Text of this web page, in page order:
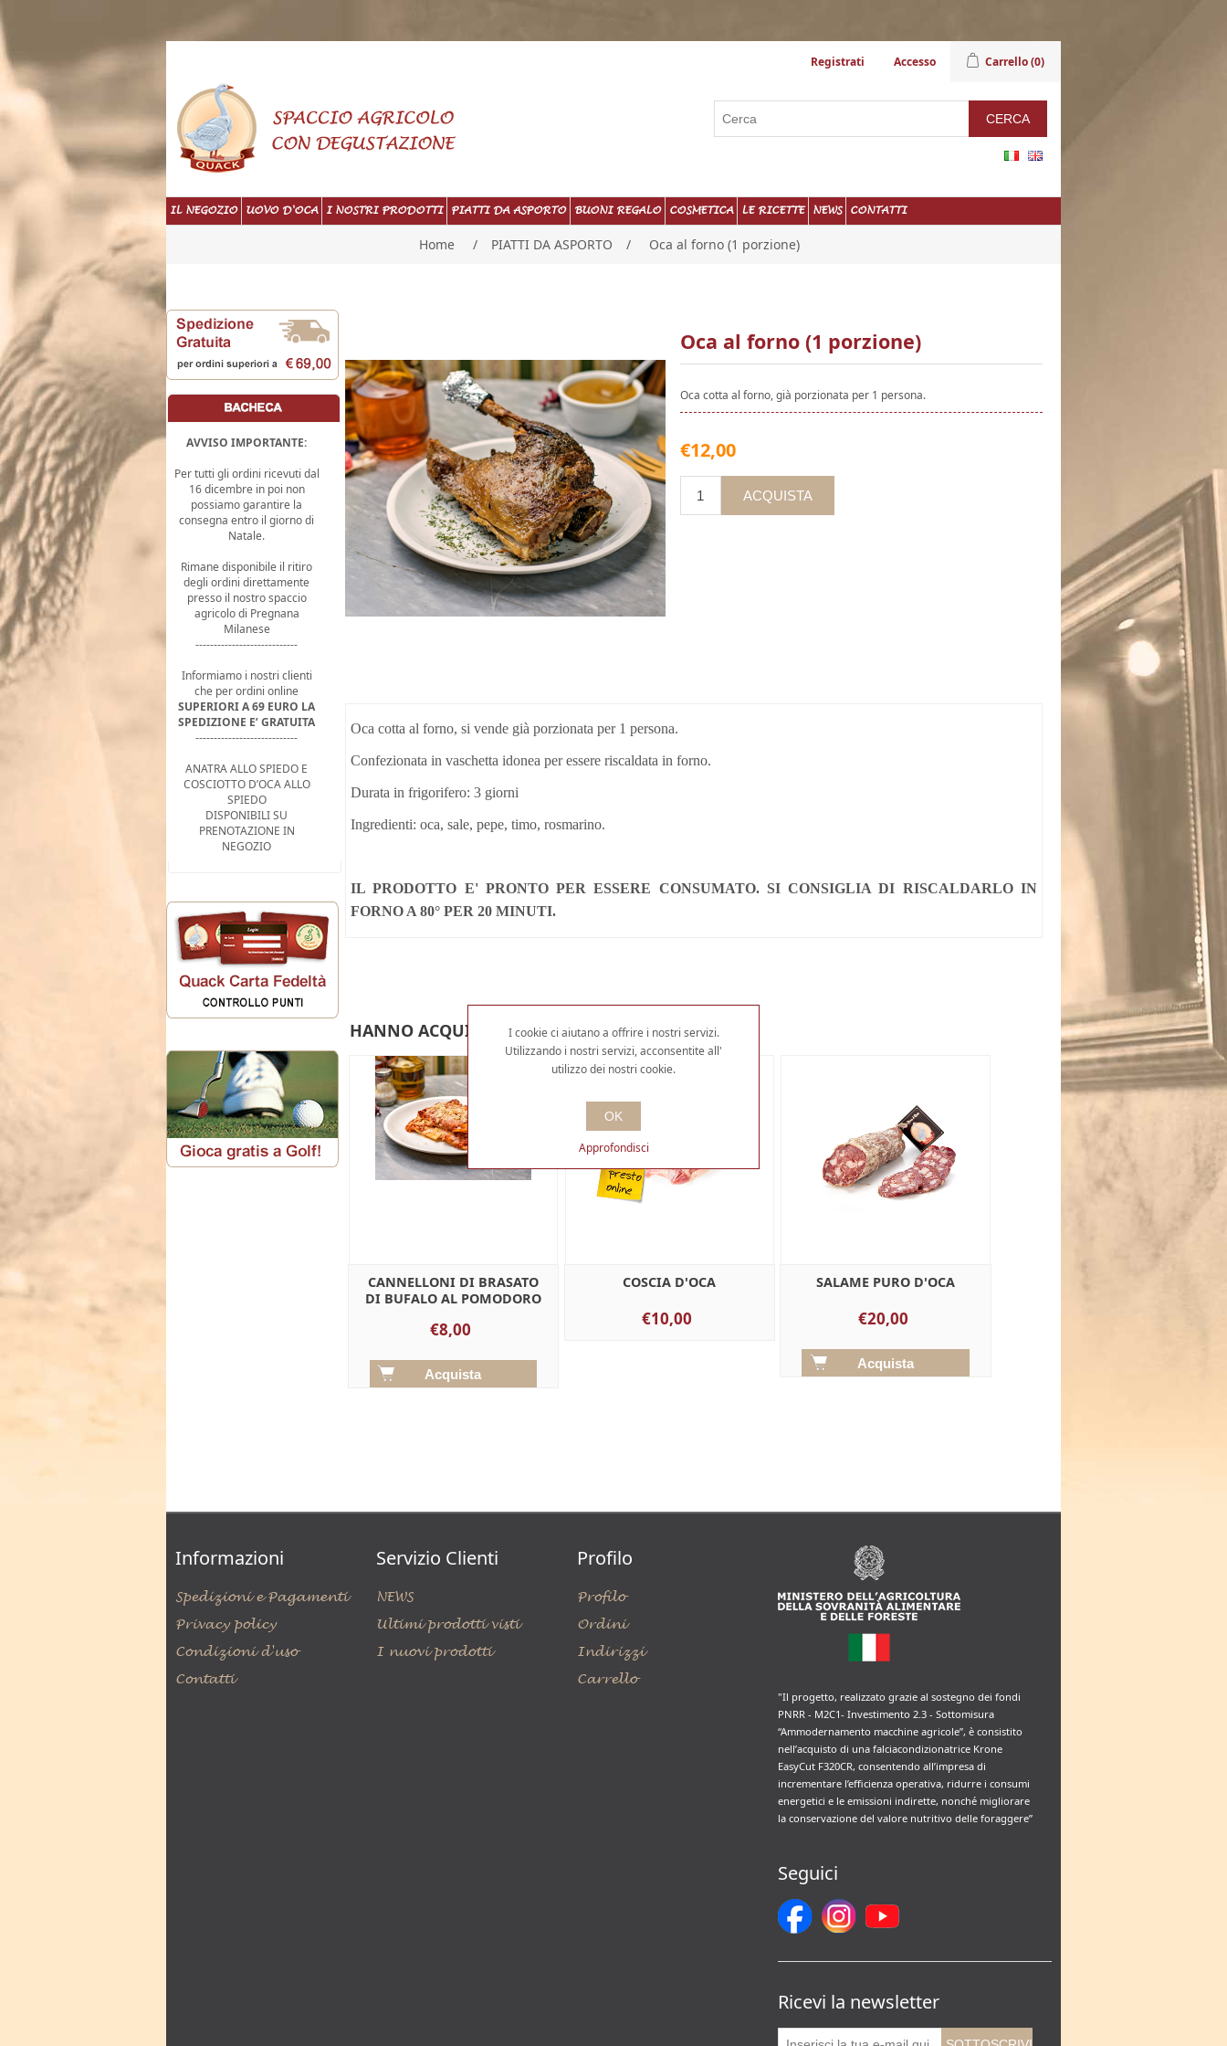
Registrati Accesso Carrello(0)
IL NEGOZIO UOVO D'OCA I NOSTRI PRODOTTI PIATTI DA ASPORTO BUONI REGALO COSMETICA LE RICETTE NEWS CONTATTI
Home / PIATTI DA ASPORTO / Oca al forno (1 porzione)
AVVISO IMPORTANTE:
Per tutti gli ordini ricevuti dal
16 dicembre in poi non
possiamo garantire la
consegna entro il giorno di
Natale.
Rimane disponibile il ritiro
degli ordini direttamente
presso il nostro spaccio
agricolo di Pregnana
Milanese
----------------------------
Informiamo i nostri clienti
che per ordini online
SUPERIORI A 69 EURO LA
SPEDIZIONE E’ GRATUITA
----------------------------
ANATRA ALLO SPIEDO E
COSCIOTTO D’OCA ALLO
SPIEDO
DISPONIBILI SU
PRENOTAZIONE IN
NEGOZIO
Oca al forno (1 porzione)
Oca cotta al forno, già porzionata per 1 persona.
€12,00
Oca cotta al forno, si vende già porzionata per 1 persona.
Confezionata in vaschetta idonea per essere riscaldata in forno.
Durata in frigorifero: 3 giorni
Ingredienti: oca, sale, pepe, timo, rosmarino.
IL PRODOTTO E' PRONTO PER ESSERE CONSUMATO. SI CONSIGLIA DI RISCALDARLO IN
FORNO A 80° PER 20 MINUTI.
HANNO ACQUISTATO ANCHE
CANNELLONI DI BRASATO
DI BUFALO AL POMODORO
€8,00
COSCIA D'OCA
€10,00
SALAME PURO D'OCA
€20,00
Informazioni
Spedizioni e Pagamenti
Privacy policy
Condizioni d'uso
Contatti
Servizio Clienti
NEWS
Ultimi prodotti visti
I nuovi prodotti
Profilo
Profilo
Ordini
Indirizzi
Carrello
"Il progetto, realizzato grazie al sostegno dei fondi
PNRR - M2C1- Investimento 2.3 - Sottomisura
“Ammodernamento macchine agricole”, è consistito
nell’acquisto di una falciacondizionatrice Krone
EasyCut F320CR, consentendo all’impresa di
incrementare l’efficienza operativa, ridurre i consumi
energetici e le emissioni indirette, nonché migliorare
la conservazione del valore nutritivo delle foraggere”
Seguici
Ricevi la newsletter
I cookie ci aiutano a offrire i nostri servizi.
Utilizzando i nostri servizi, acconsentite all'
utilizzo dei nostri cookie.
OK
Approfondisci